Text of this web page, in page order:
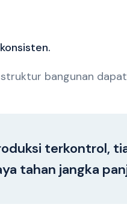
bangunan
terkontrol,
tahan jangka